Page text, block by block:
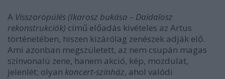
A Visszaröpülés (Ikarosz bukása – Daidalosz
rekonstrukciók) című előadás kivételes az Artus
történetében, hiszen kizárólag zenészek adják elő.
Ami azonban megszületett, az nem csupán magas
színvonalú zene, hanem akció, kép, mozdulat,
jelenlét; olyan koncert-színház, ahol valódi